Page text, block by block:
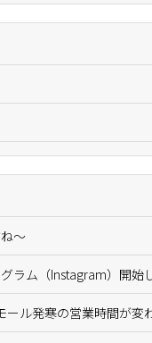
〜
ラム（Instagram）開始
ール発寒の営業時間が変